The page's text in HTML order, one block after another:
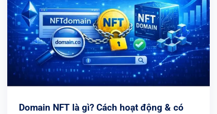
Domain NFT là gì? Cách hoạt động & có